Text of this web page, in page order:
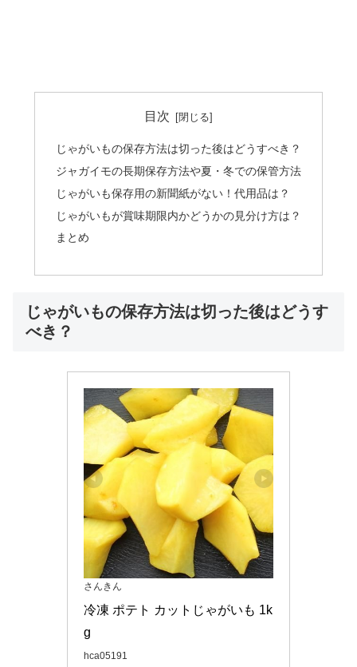
目次
じゃがいもの保存方法は切った後はどうすべき？
ジャガイモの長期保存方法や夏・冬での保管方法
じゃがいも保存用の新聞紙がない！代用品は？
じゃがいもが賞味期限内かどうかの見分け方は？
まとめ
じゃがいもの保存方法は切った後はどうす
べき？
さんきん
冷凍 ポテト カットじゃがいも 1k
g
hca05191